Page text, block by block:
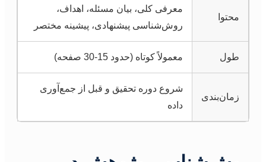
محتوا
معرفی کلی، بیان مسئله، اهداف،
روش‌شناسی پیشنهادی، پیشینه مختصر
طول معمولاً کوتاه (حدود 15-30 صفحه)
زمان‌بندی
شروع دوره تحقیق و قبل از جمع‌آوری
داده